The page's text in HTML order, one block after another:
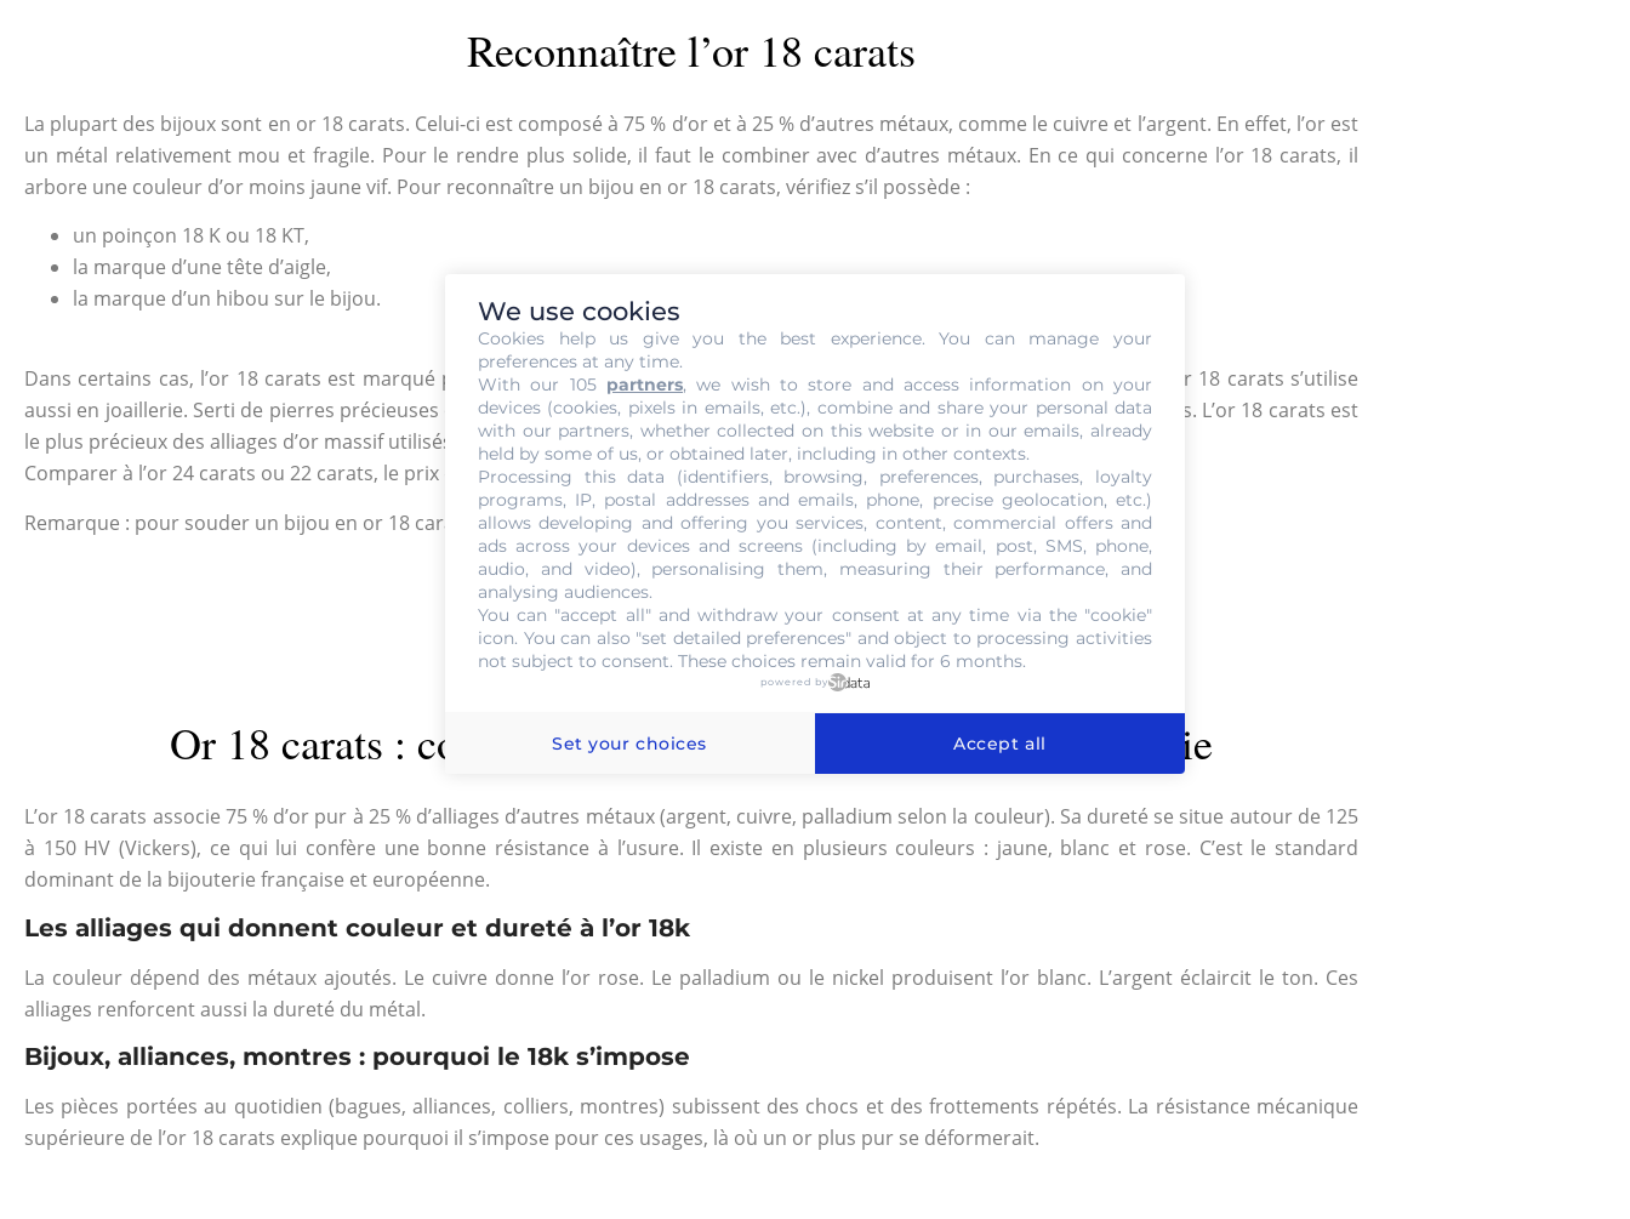
Reconnaître l’or 18 carats
La plupart des bijoux sont en or 18 carats. Celui-ci est composé à 75 % d’or et à 25 % d’autres métaux, comme le cuivre et l’argent. En effet, l’or est
un métal relativement mou et fragile. Pour le rendre plus solide, il faut le combiner avec d’autres métaux. En ce qui concerne l’or 18 carats, il
arbore une couleur d’or moins jaune vif. Pour reconnaître un bijou en or 18 carats, vérifiez s’il possède :
un poinçon 18 K ou 18 KT,
la marque d’une tête d’aigle,
la marque d’un hibou sur le bijou.
Dans certains cas, l’or 18 carats est marqué par 750 ou 0,75. L’équivalence de l’or 18 carats en millième est de 750/1000. L’or 18 carats s’utilise
aussi en joaillerie. Serti de pierres précieuses ou en diamants, la majeure partie des bijoux en or sont fabriqués en or 18 carats. L’or 18 carats est
le plus précieux des alliages d’or massif utilisés dans les bijouteries conventionnelles.
Comparer à l’or 24 carats ou 22 carats, le prix d’or 18 carats se veut plus abordable.
Remarque : pour souder un bijou en or 18 carats, optez pour l’or 16 ou 14 carats, inférieur au titre d’or du bijou.
— L'OR 18 CARATS
Or 18 carats : composition, propriétés et usage en bijouterie
L’or 18 carats associe 75 % d’or pur à 25 % d’alliages d’autres métaux (argent, cuivre, palladium selon la couleur). Sa dureté se situe autour de 125
à 150 HV (Vickers), ce qui lui confère une bonne résistance à l’usure. Il existe en plusieurs couleurs : jaune, blanc et rose. C’est le standard
dominant de la bijouterie française et européenne.
Les alliages qui donnent couleur et dureté à l’or 18k
La couleur dépend des métaux ajoutés. Le cuivre donne l’or rose. Le palladium ou le nickel produisent l’or blanc. L’argent éclaircit le ton. Ces
alliages renforcent aussi la dureté du métal.
Bijoux, alliances, montres : pourquoi le 18k s’impose
Les pièces portées au quotidien (bagues, alliances, colliers, montres) subissent des chocs et des frottements répétés. La résistance mécanique
supérieure de l’or 18 carats explique pourquoi il s’impose pour ces usages, là où un or plus pur se déformerait.
We use cookies
Cookies help us give you the best experience. You can manage your
preferences at any time.
With our 105 partners, we wish to store and access information on your
devices (cookies, pixels in emails, etc.), combine and share your personal data
with our partners, whether collected on this website or in our emails, already
held by some of us, or obtained later, including in other contexts.
Processing this data (identifiers, browsing, preferences, purchases, loyalty
programs, IP, postal addresses and emails, phone, precise geolocation, etc.)
allows developing and offering you services, content, commercial offers and
ads across your devices and screens (including by email, post, SMS, phone,
audio, and video), personalising them, measuring their performance, and
analysing audiences.
You can "accept all" and withdraw your consent at any time via the "cookie"
icon. You can also "set detailed preferences" and object to processing activities
not subject to consent. These choices remain valid for 6 months.
powered by
Set your choices Accept all